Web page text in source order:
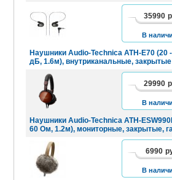
Наушники Audio-Technica ATH-E70 (20
дБ, 1.6м), внутриканальные, закрытые
35990
В
Наушники Audio-Technica ATH-
60 Ом, 1.2м), мониторные, закрытые,
29990
В
6990
В